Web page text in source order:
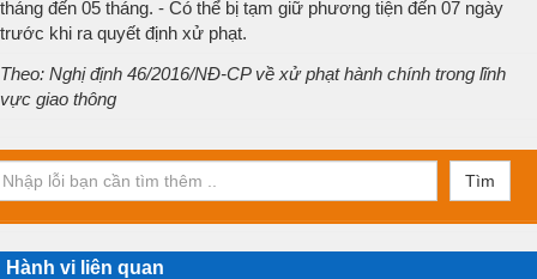
tháng đến 05 tháng. - Có thể bị tạm giữ phương tiện đến 07 ngày
trước khi ra quyết định xử phạt.
Theo: Nghị định 46/2016/NĐ-CP về xử phạt hành chính trong lĩnh
vực giao thông
Tìm
Hành vi liên quan